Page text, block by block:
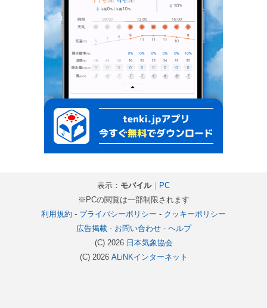
表示： モバイル｜
PC
※PCの閲覧は一部制限されます
利用規約 - プライバシーポリシー - クッキーポリシー
広告掲載- お問い合わせ- ヘルプ
(C) 2026 日本気象協会
(C) 2026 ALiNKインターネット